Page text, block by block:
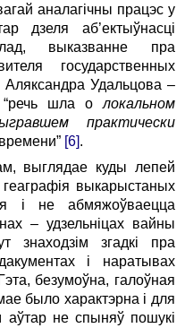
аналагічны працэс у
дзеля аб’ектыўнасці
выказванне пра
государственных
Аляксандра Удальцова –
“речь шла о локальном
практически
[6].
выглядае куды лепей
выкарыстаных
і не абмяжоўваецца
– удзельніцах вайны
знаходзім згадкі пра
і наратывах
безумоўна, галоўная
было характэрна і для
не спыняў пошукі